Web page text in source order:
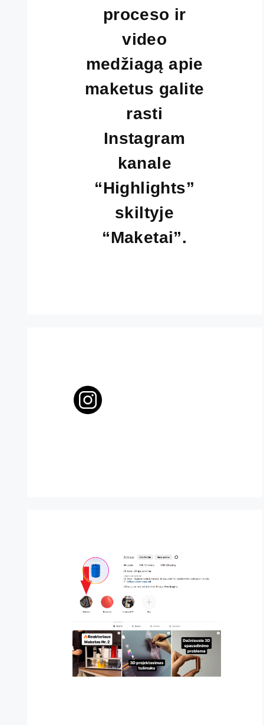
proceso ir
video
medžiagą apie
maketus galite
rasti
Instagram
kanale
“Highlights”
skiltyje
“Maketai”.